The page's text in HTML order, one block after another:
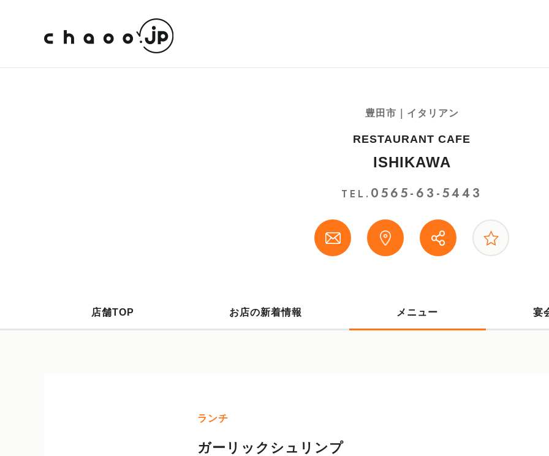
豊田市｜イタリアン
RESTAURANT CAFE
ISHIKAWA
TEL. 0565-63-5443
店舗TOP お店の新着情報 メニュー 宴
ランチ
ガーリックシュリンプ